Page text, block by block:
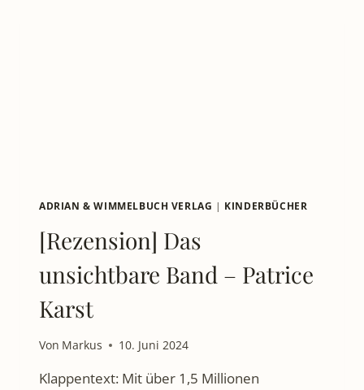
ADRIAN & WIMMELBUCH VERLAG | KINDERBÜCHER
[Rezension] Das
unsichtbare Band – Patrice
Karst
Von Markus 10. Juni 2024
Klappentext: Mit über 1,5 Millionen